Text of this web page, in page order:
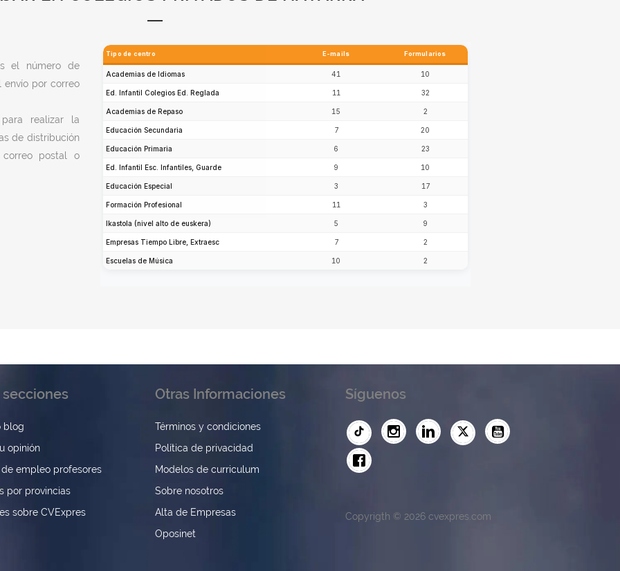
el número de
por correo
realizar la
de distribución
postal o
secciones
blog
opinión
empleo profesores
por provincias
sobre CVExpres
Otras Informaciones
Términos y condiciones
Política de privacidad
Modelos de curriculum
Sobre nosotros
Alta de Empresas
Oposinet
Síguenos
Copyrigth © 2026 cvexpres.com